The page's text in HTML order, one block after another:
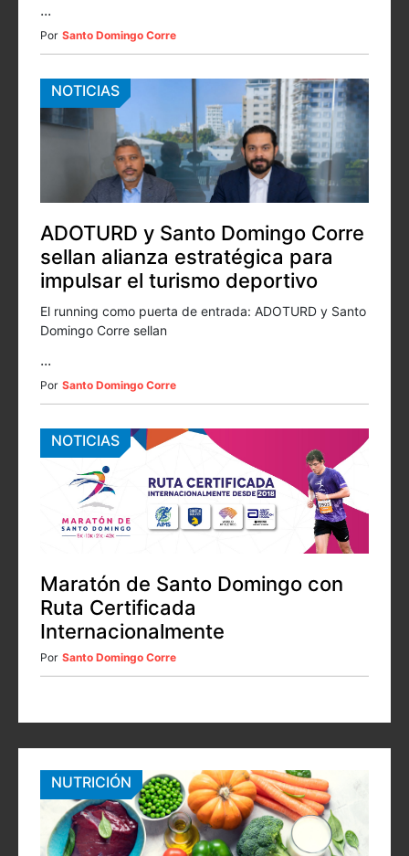
...
Por Santo Domingo Corre
NOTICIAS
ADOTURD y Santo Domingo Corre
sellan alianza estratégica para
impulsar el turismo deportivo
El running como puerta de entrada: ADOTURD y Santo
Domingo Corre sellan
...
Por Santo Domingo Corre
NOTICIAS
Maratón de Santo Domingo con
Ruta Certificada
Internacionalmente
Por Santo Domingo Corre
NUTRICIÓN